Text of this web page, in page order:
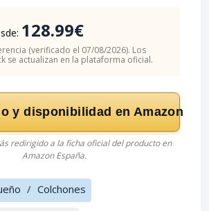
128.99€
(verificado el 07/08/2026). Los
se actualizan en la plataforma oficial.
y disponibilidad en Amazon
redirigido a la ficha oficial del producto en
Amazon España.
/ Colchones